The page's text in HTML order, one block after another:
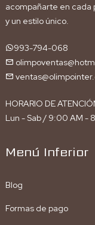
acompañarte en cada
y un estilo único.
993-794-068
HORARIO DE
Lun - Sab / 9:00 AM -
Menú Inferior
Blog
Formas de pago